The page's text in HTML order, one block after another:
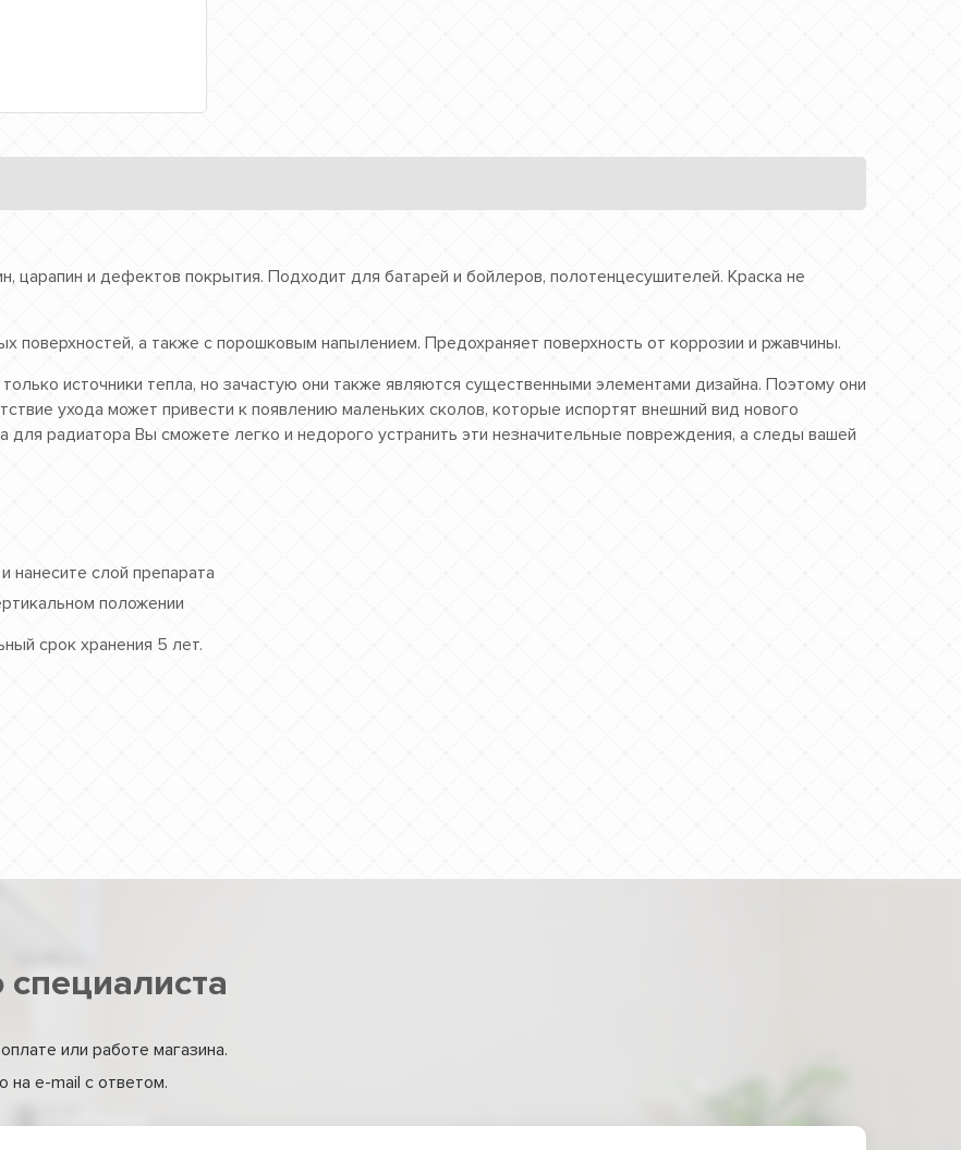
царапин и дефектов покрытия. Подходит для батарей и бойлеров, полотенцесушителей. Краска не
поверхностей, а также с порошковым напылением. Предохраняет поверхность от коррозии и ржавчины.
источники тепла, но зачастую они также являются существенными элементами дизайна. Поэтому они
ухода может привести к появлению маленьких сколов, которые испортят внешний вид нового
радиатора Вы сможете легко и недорого устранить эти незначительные повреждения, а следы вашей
нанесите слой препарата
положении
срок хранения 5 лет.
или работе магазина.
на e-mail с ответом.